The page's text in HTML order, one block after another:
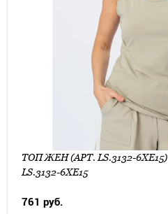
ТОП ЖЕН (АРТ. LS.3132-6XE15)
LS.3132-6XE15
761 руб.